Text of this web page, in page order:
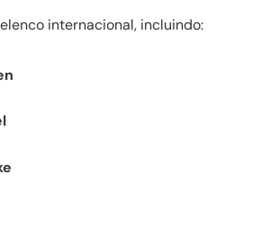
internacional, incluindo: